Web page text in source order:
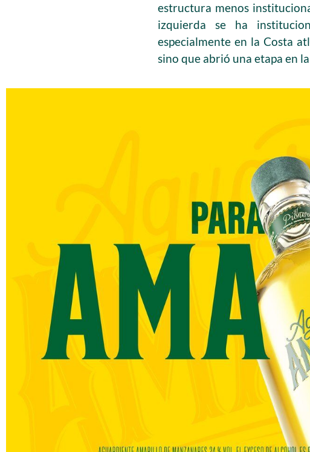
estructura menos
izquierda se ha
especialmente en la Costa
sino que abrió una etapa en